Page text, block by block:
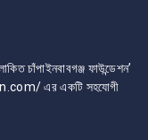
চাঁপাইনবাবগঞ্জ ফাউন্ডেশন’
এর একটি সহযোগী